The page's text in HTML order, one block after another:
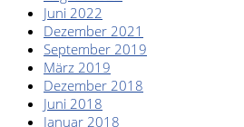
Juni 2022
Dezember 2021
September 2019
März 2019
Dezember 2018
Juni 2018
Januar 2018